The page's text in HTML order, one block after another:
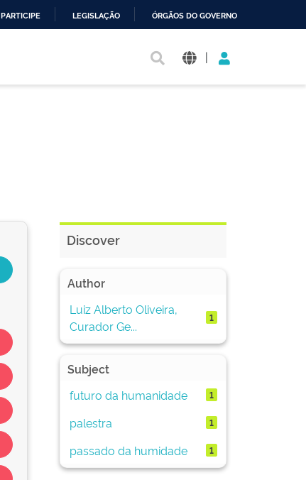
PARTICIPE LEGISLAÇÃO ÓRGÃOS DO GOVERNO
|
Discover
Author
Luiz Alberto Oliveira,
Curador Ge...
1
Subject
futuro da humanidade
1
palestra 1
passado da humidade 1